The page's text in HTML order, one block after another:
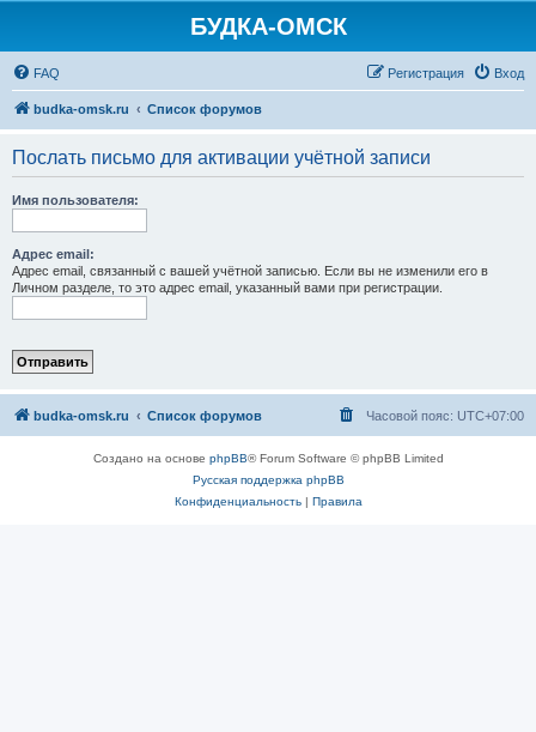
БУДКА-ОМСК
FAQ Вход
Регистрация
budka-omsk.ru Список форумов
Послать письмо для активации учётной записи
Имя пользователя:
Адрес email:
Адрес email, связанный с вашей учётной записью. Если вы не изменили его в
Личном разделе, то это адрес email, указанный вами при регистрации.
budka-omsk.ru Список форумов Часовой пояс: UTC+07:00
Создано на основе phpBB® Forum Software © phpBB Limited
Русская поддержка phpBB
Конфиденциальность| Правила